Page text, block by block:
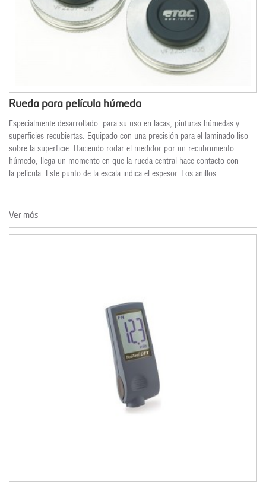
Rueda para película húmeda
Especialmente desarrollado para su uso en lacas, pinturas húmedas y
superficies recubiertas. Equipado con una precisión para el laminado liso
sobre la superficie. Haciendo rodar el medidor por un recubrimiento
húmedo, llega un momento en que la rueda central hace contacto con
la película. Este punto de la escala indica el espesor. Los anillos...
Ver más